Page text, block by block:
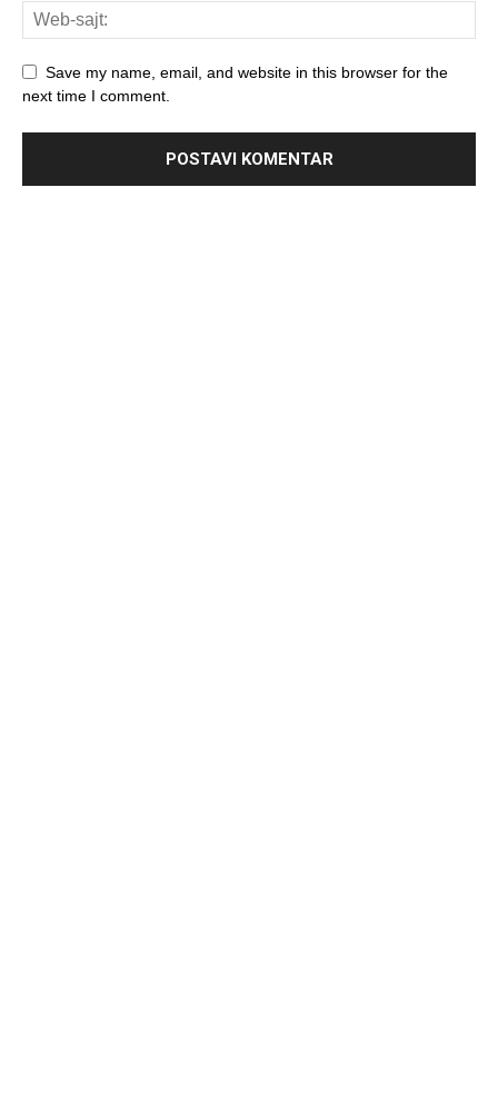
Save my name, email, and website in this browser for the
next time I comment.